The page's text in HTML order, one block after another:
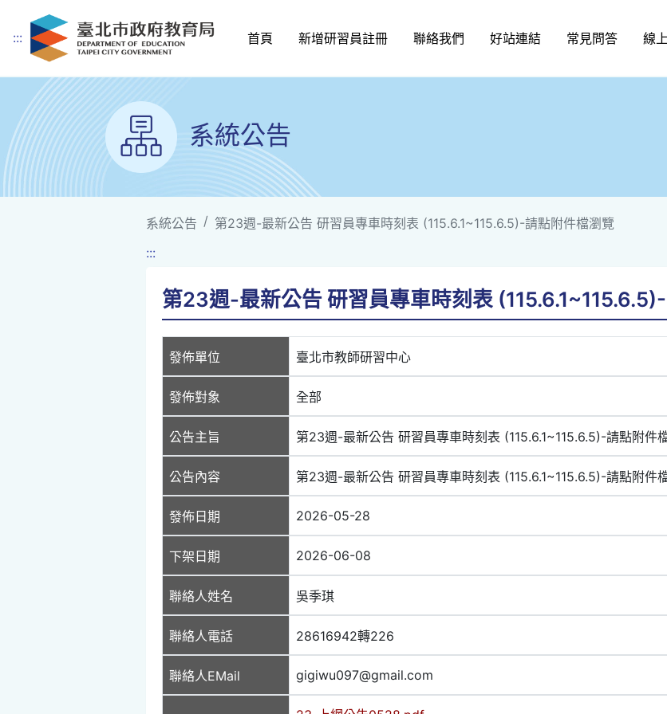
跳到主要內容
::: 首頁 新增研習員註冊 聯絡我們 好站連結 常見問答 線
系統公告
系統公告
第23週-最新公告 研習員專車時刻表 (115.6.1~115.6.5)-請點附件檔瀏覽
:::
第23週-最新公告 研習員專車時刻表
發佈單位 臺北市教師研習中心
發佈對象 全部
公告主旨 第23週-最新公告 研習員專車時刻表 (115.6.1~115.6.5)-請點附件
公告內容 第23週-最新公告 研習員專車時刻表 (115.6.1~115.6.5)-請點附件
發佈日期 2026-05-28
下架日期 2026-06-08
聯絡人姓名 吳季琪
聯絡人電話 28616942轉226
聯絡人EMail gigiwu097@gmail.com